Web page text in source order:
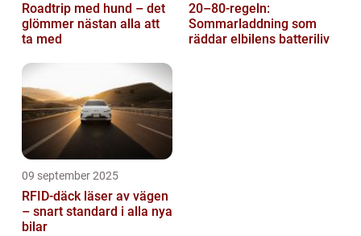
Roadtrip med hund – det
glömmer nästan alla att
ta med
20–80-regeln:
Sommarladdning som
räddar elbilens batteriliv
09 september 2025
RFID-däck läser av vägen
– snart standard i alla nya
bilar